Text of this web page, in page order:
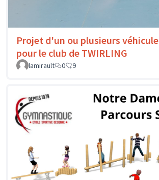
Projet d'un ou plusieurs véhicule
pour le club de TWIRLING
lamirault
0 9